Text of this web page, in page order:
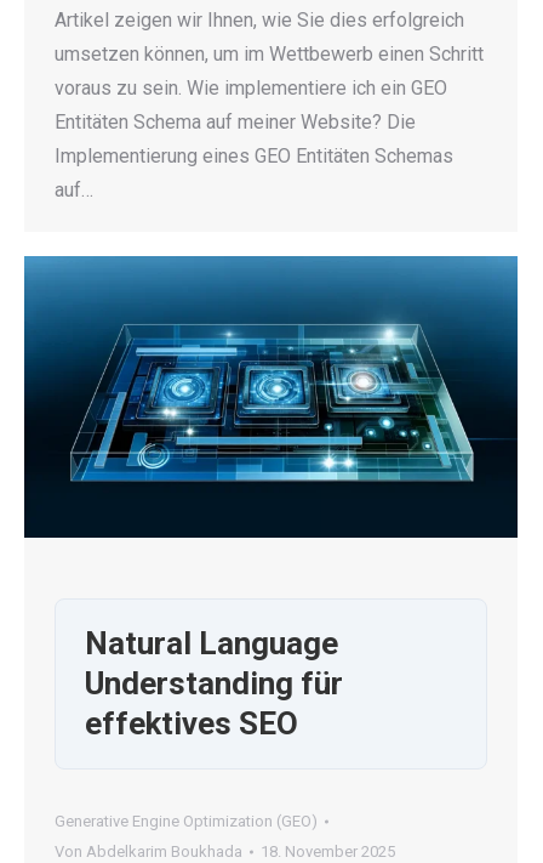
Artikel zeigen wir Ihnen, wie Sie dies erfolgreich
umsetzen können, um im Wettbewerb einen Schritt
voraus zu sein. Wie implementiere ich ein GEO
Entitäten Schema auf meiner Website? Die
Implementierung eines GEO Entitäten Schemas
auf…
Natural Language
Understanding für
effektives SEO
Generative Engine Optimization (GEO)
Von Abdelkarim Boukhada 18. November 2025